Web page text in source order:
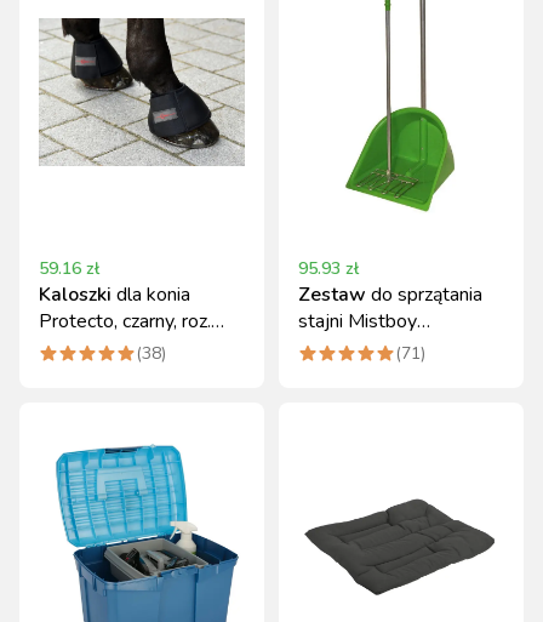
59.16 zł
Kaloszki dla konia
Protecto, czarny, roz.
Full, Covalliero
(38)
95.93 zł
Zestaw do sprzątania
stajni Mistboy
jasnozielony 75 cm
(71)